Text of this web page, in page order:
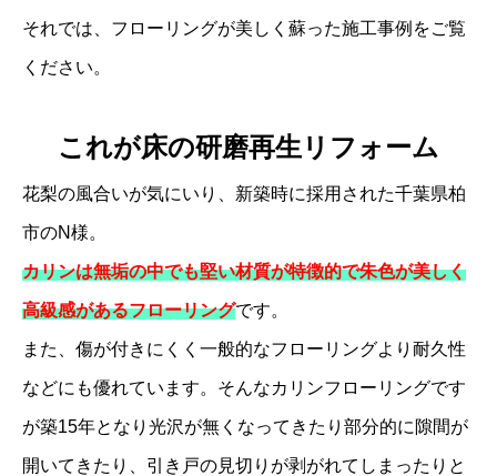
それでは、フローリングが美しく蘇った施工事例をご覧
ください。
これが床の研磨再生リフォーム
花梨の風合いが気にいり、新築時に採用された千葉県柏
市のN様。
カリンは無垢の中でも堅い材質が特徴的で朱色が美しく
高級感があるフローリングです。
また、傷が付きにくく一般的なフローリングより耐久性
などにも優れています。 そんなカリンフローリングです
が築15年となり光沢が無くなってきたり部分的に隙間が
開いてきたり、引き戸の見切りが剥がれてしまったりと